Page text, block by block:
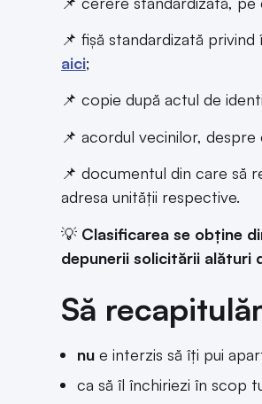
📌 fișă standardizată
aici;
📌 copie după actul de
📌 acordul vecinilor,
📌 documentul din care să
adresa unității respective.
💡 Clasificarea se obține
depunerii solicitării alături
Să
nu e interzis să îți pui
ca să îl închiriezi în scop